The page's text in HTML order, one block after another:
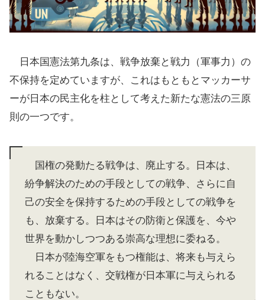
日本国憲法第九条は、戦争放棄と戦力（軍事力）の
不保持を定めていますが、これはもともとマッカーサ
ーが日本の民主化を柱として考えた新たな憲法の三原
則の一つです。
国権の発動たる戦争は、廃止する。日本は、
紛争解決のための手段としての戦争、さらに自
己の安全を保持するための手段としての戦争を
も、放棄する。日本はその防衛と保護を、今や
世界を動かしつつある崇高な理想に委ねる。
日本が陸海空軍をもつ権能は、将来も与えら
れることはなく、交戦権が日本軍に与えられる
こともない。